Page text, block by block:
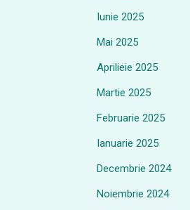
Iunie 2025
Mai 2025
Aprilieie 2025
Martie 2025
Februarie 2025
Ianuarie 2025
Decembrie 2024
Noiembrie 2024